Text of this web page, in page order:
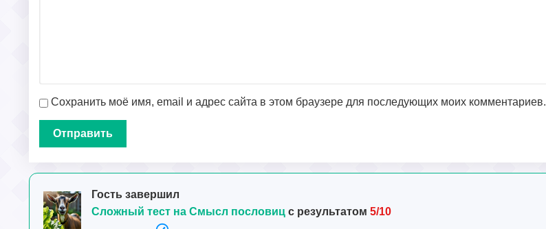
Сохранить моё имя, email и адрес сайта в этом браузере для последующих моих комментариев.
Гость завершил
Сложный тест на Смысл пословиц с результатом 5/10